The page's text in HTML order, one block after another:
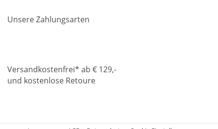
Unsere Zahlungsarten
Versandkostenfrei* ab € 129,-
und kostenlose Retoure